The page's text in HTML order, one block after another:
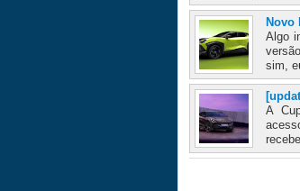
Novo
Algo
sim,
A